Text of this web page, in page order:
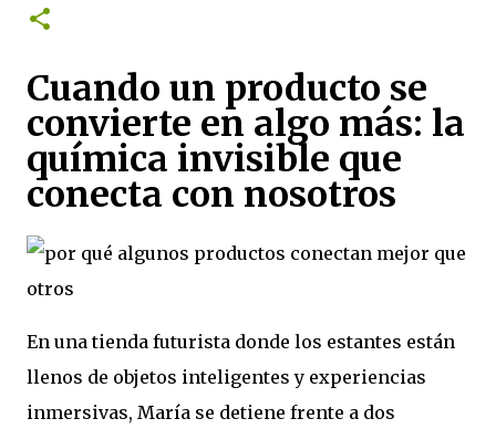
Sigue el blog
Cuando un producto se
convierte en algo más: la
química invisible que
conecta con nosotros
En una tienda futurista donde los estantes están
llenos de objetos inteligentes y experiencias
inmersivas, María se detiene frente a dos